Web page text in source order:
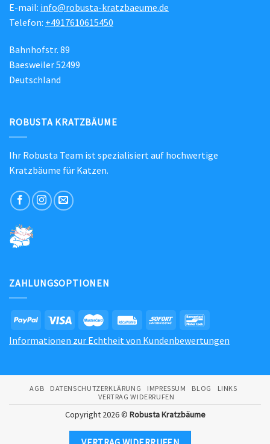
E-mail: info@robusta-kratzbaeume.de
Telefon: +4917610615450
Bahnhofstr. 89
Baesweiler 52499
Deutschland
ROBUSTA KRATZBÄUME
Ihr Robusta Team ist spezialisiert auf hochwertige
Kratzbäume für Katzen.
ZAHLUNGSOPTIONEN
Informationen zur Echtheit von Kundenbewertungen
AGB DATENSCHUTZERKLÄRUNG IMPRESSUM BLOG
LINKS
VERTRAG WIDERRUFEN
Copyright 2026 © Robusta Kratzbäume